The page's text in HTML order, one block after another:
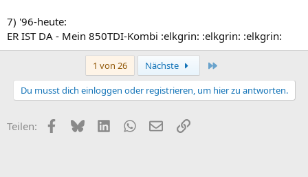
7) '96-heute:
ER IST DA - Mein 850TDI-Kombi :elkgrin: :elkgrin: :elkgrin:
1 von 26 Nächste
Du musst dich einloggen oder registrieren, um hier zu antworten.
Teilen: Facebook
BlueskyLinkedInWhatsApp
E-MailLink